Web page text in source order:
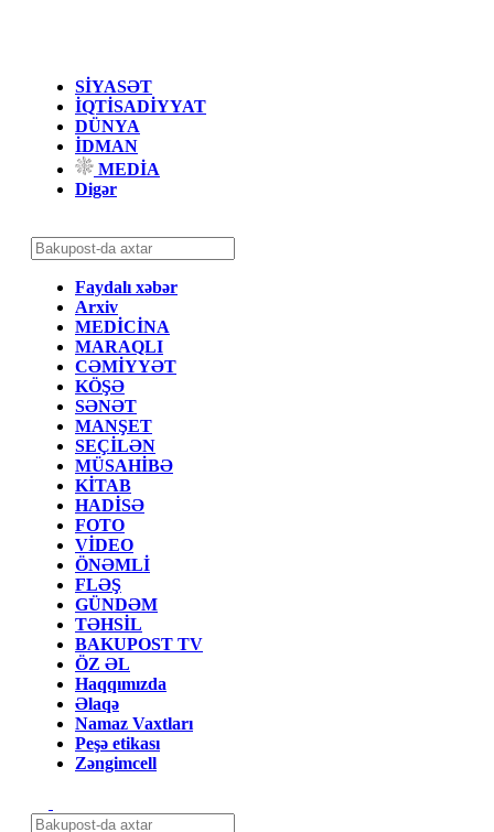
SİYASƏT
İQTİSADİYYAT
DÜNYA
İDMAN
MEDİA
Digər
Faydalı xəbər
Arxiv
MEDİCİNA
MARAQLI
CƏMİYYƏT
KÖŞƏ
SƏNƏT
MANŞET
SEÇİLƏN
MÜSAHİBƏ
KİTAB
HADİSƏ
FOTO
VİDEO
ÖNƏMLİ
FLƏŞ
GÜNDƏM
TƏHSİL
BAKUPOST TV
ÖZ ƏL
Haqqımızda
Əlaqə
Namaz Vaxtları
Peşə etikası
Zəngimcell